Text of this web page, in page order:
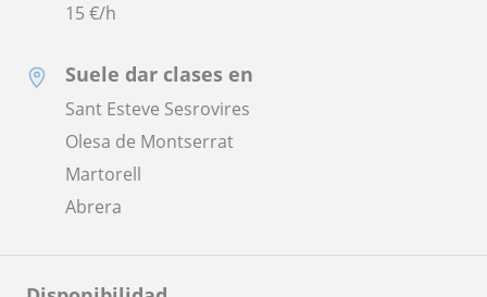
15€/h
Suele dar clases en
Sant Esteve Sesrovires
Olesa de Montserrat
Martorell
Abrera